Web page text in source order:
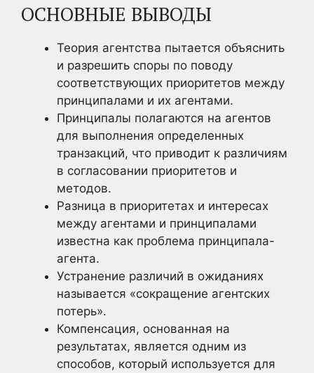
ОСНОВНЫЕ ВЫВОДЫ
Теория агентства пытается объяснить
и разрешить споры по поводу
соответствующих приоритетов между
принципалами и их агентами.
Принципалы полагаются на агентов
для выполнения определенных
транзакций, что приводит к различиям
в согласовании приоритетов и
методов.
Разница в приоритетах и интересах
между агентами и принципалами
известна как проблема принципала-
агента.
Устранение различий в ожиданиях
называется «сокращение агентских
потерь».
Компенсация, основанная на
результатах, является одним из
способов, который используется для